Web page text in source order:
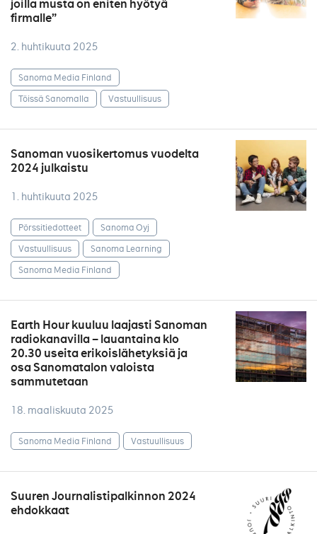
joilla musta on eniten hyötyä
firmalle”
2. huhtikuuta 2025
Sanoma Media Finland
Töissä Sanomalla
Vastuullisuus
Sanoman vuosikertomus vuodelta
2024 julkaistu
1. huhtikuuta 2025
Pörssitiedotteet
Sanoma Oyj
Vastuullisuus
Sanoma Learning
Sanoma Media Finland
Earth Hour kuuluu laajasti Sanoman
radiokanavilla – lauantaina klo
20.30 useita erikoislähetyksiä ja
osa Sanomatalon valoista
sammutetaan
18. maaliskuuta 2025
Sanoma Media Finland Vastuullisuus
Suuren Journalistipalkinnon 2024
ehdokkaat